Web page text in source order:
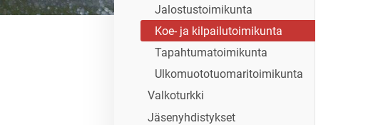
Jalostustoimikunta
Koe- ja kilpailutoimikunta
Tapahtumatoimikunta
Ulkomuototuomaritoimikunta
Valkoturkki
Jäsenyhdistykset